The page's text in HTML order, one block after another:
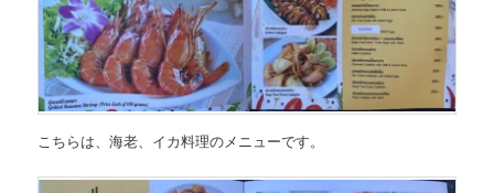
こちらは、海老、イカ料理のメニューです。